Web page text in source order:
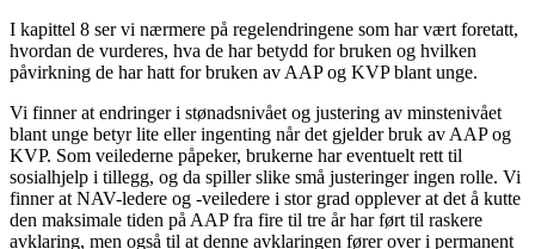
I kapittel 8 ser vi nærmere på regelendringene som har vært foretatt,
hvordan de vurderes, hva de har betydd for bruken og hvilken
påvirkning de har hatt for bruken av AAP og KVP blant unge.
Vi finner at endringer i stønadsnivået og justering av minstenivået
blant unge betyr lite eller ingenting når det gjelder bruk av AAP og
KVP. Som veilederne påpeker, brukerne har eventuelt rett til
sosialhjelp i tillegg, og da spiller slike små justeringer ingen rolle. Vi
finner at NAV-ledere og -veiledere i stor grad opplever at det å kutte
den maksimale tiden på AAP fra fire til tre år har ført til raskere
avklaring, men også til at denne avklaringen fører over i permanent